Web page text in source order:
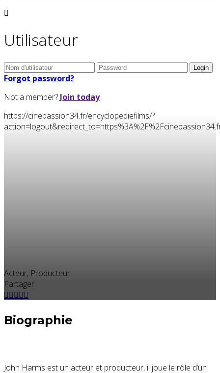
Utilisateur
Forgot password?
Not a member? Join today
https://cinepassion34.fr/encyclopediefilms/?
Acteur, Producteur
Partager:
Biographie
John Harms est un acteur et producteur, il joue le rôle d’un